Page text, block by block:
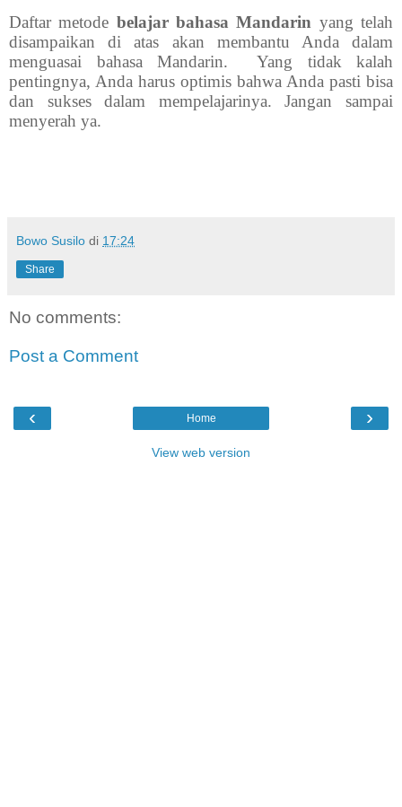
Daftar metode belajar bahasa Mandarin yang telah
disampaikan di atas akan membantu Anda dalam
menguasai bahasa Mandarin.
Yang tidak kalah
pentingnya, Anda harus optimis bahwa Anda pasti bisa
dan sukses dalam mempelajarinya. Jangan sampai
menyerah ya.
Bowo Susilo di 17:24
Share
No comments:
Post a Comment
‹ ›
Home
View web version